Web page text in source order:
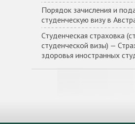
Порядок зачисления и
студенческую визу в
Студенческая страховка
студенческой визы) —
здоровья иностранных